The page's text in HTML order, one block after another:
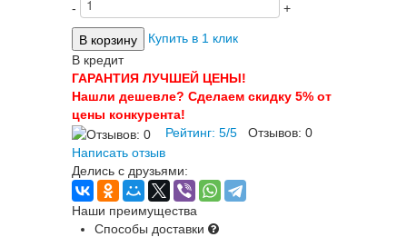
-
+
Купить в 1 клик
В кредит
ГАРАНТИЯ ЛУЧШЕЙ ЦЕНЫ!
Нашли дешевле? Сделаем скидку 5% от
цены конкурента!
Рейтинг: 5/5 Отзывов: 0
Написать отзыв
Делись с друзьями:
Наши преимущества
Способы доставки